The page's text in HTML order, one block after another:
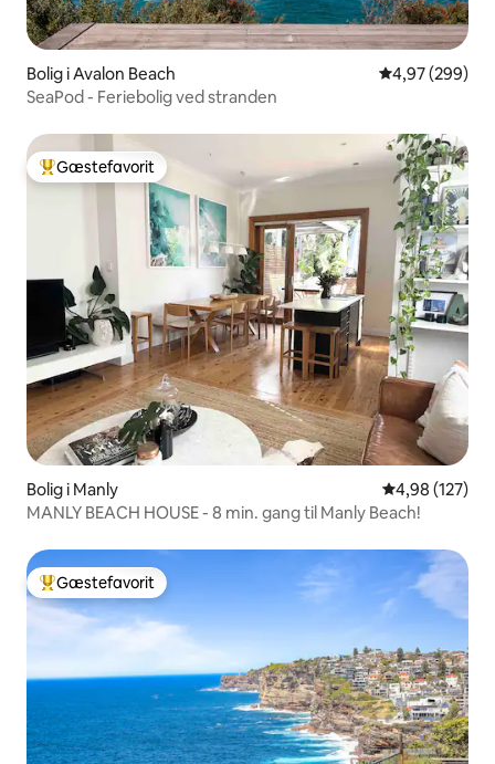
Bolig i Avalon Beach 4,97 ud af 5 i
4,97 (299)
SeaPod - Feriebolig ved stranden
Bedste gæstefavorit
Gæstefavorit
Bolig i Manly 4,98 ud af 5 i
4,98 (127)
MANLY BEACH HOUSE - 8 min. gang til Manly Beach!
Bedste gæstefavorit
Gæstefavorit